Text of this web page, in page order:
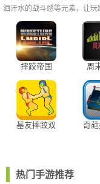
3、六星角色轻松拿下
洒汗水的战斗感等元素，让
次小编带来的是几款模拟摔
摔跤帝国
周
基友摔跤双
奇
热门手游推荐